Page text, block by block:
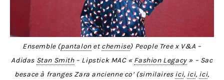
Ensemble (pantalonetchemise) People Tree x V&A –
Adidas Stan Smith– Lipstick MAC « Fashion Legacy» – Sac
besace à franges Zara ancienne co’ (similaires ici, ici, ici,